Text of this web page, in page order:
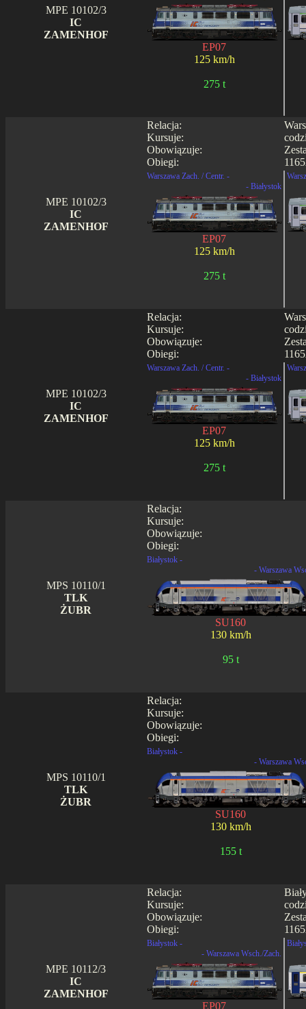
MPE 10102/3
IC
ZAMENHOF
EP07
125 km/h
275 t
Relacja:
Kursuje:
Obowiązuje:
Obiegi:
MPE 10102/3
IC
ZAMENHOF
Warszawa Zach. / Centr. -
- Białystok
EP07
125 km/h
275 t
Relacja:
Kursuje:
Obowiązuje:
Obiegi:
MPE 10102/3
IC
ZAMENHOF
Warszawa Zach. / Centr. -
- Białystok
EP07
125 km/h
275 t
Relacja:
Kursuje:
Obowiązuje:
Obiegi:
MPS 10110/1
TLK
ŻUBR
Białystok -
- Warszawa
SU160
130 km/h
95 t
Relacja:
Kursuje:
Obowiązuje:
Obiegi:
MPS 10110/1
TLK
ŻUBR
Białystok -
- Warszawa
SU160
130 km/h
155 t
Relacja:
Kursuje:
Obowiązuje:
Obiegi:
MPE 10112/3
IC
ZAMENHOF
Białystok -
- Warszawa Wsch./Zach.
EP07